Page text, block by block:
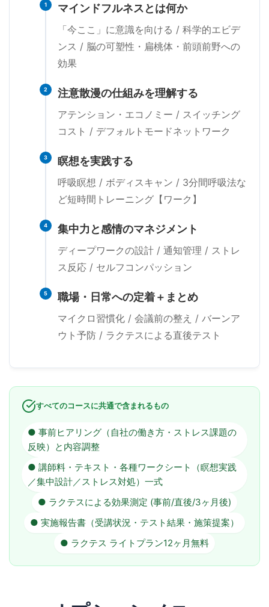
1 マインドフルネスとは何か
「今ここ」に意識を向ける / 科学的エビデ
ンス / 脳の可塑性・扁桃体・前頭前野への
効果
2 注意散漫の仕組みを理解する
アテンション・エコノミー / スイッチング
コスト / デフォルトモードネットワーク
3 瞑想を実践する
呼吸瞑想 / ボディスキャン / 3分間呼吸法な
ど短時間トレーニング【ワーク】
4 集中力と感情のマネジメント
ディープワークの設計 / 通知管理 / ストレ
ス反応 / セルフコンパッション
5 職場・日常への定着＋まとめ
マイクロ習慣化 / 会議前の整え / バーンア
ウト予防 / ラクテスによる直後テスト
すべてのコースに共通で含まれるもの
● 事前ヒアリング（自社の働き方・ストレス課題の
反映）と内容調整
● 講師料・テキスト・各種ワークシート（瞑想実践
／集中設計／ストレス対処）一式
● ラクテスによる効果測定 (事前/直後/3ヶ月後)
● 実施報告書（受講状況・テスト結果・施策提案）
● ラクテス ライトプラン12ヶ月無料